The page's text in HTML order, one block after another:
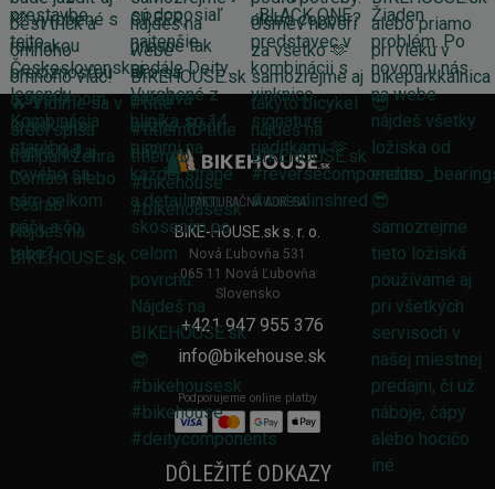
FAKTURAČNÁ ADRESA
BIKE-HOUSE.sk s. r. o.
Nová Ľubovňa 531
065 11 Nová Ľubovňa
Slovensko
+421 947 955 376
info@bikehouse.sk
Podporujeme online platby
DÔLEŽITÉ ODKAZY